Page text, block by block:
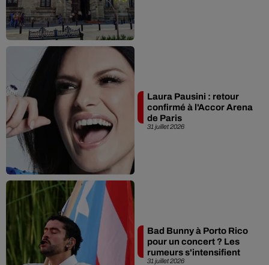
31 juillet 2026
Laura Pausini : retour
confirmé à l'Accor Arena
de Paris
31 juillet 2026
Bad Bunny à Porto Rico
pour un concert ? Les
rumeurs s'intensifient